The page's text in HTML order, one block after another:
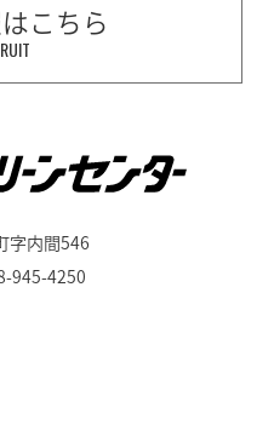
こちら
字内間546
945-4250